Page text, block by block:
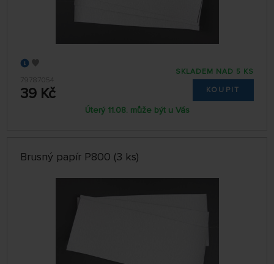
79787054
39 Kč
SKLADEM NAD 5 KS
KOUPIT
Úterý 11.08. může být u Vás
Brusný papír P800 (3 ks)